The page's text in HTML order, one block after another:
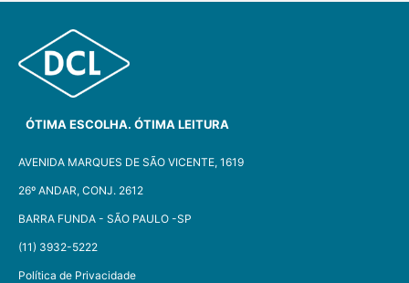
ÓTIMA ESCOLHA. ÓTIMA LEITURA
AVENIDA MARQUES DE SÃO VICENTE, 1619
26º ANDAR, CONJ. 2612
BARRA FUNDA - SÃO PAULO -SP​
(11) 3932-5222
Política de Privacidade